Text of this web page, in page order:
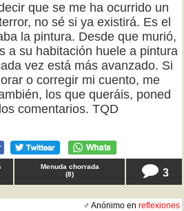
que se me ha ocurrido un
no sé si ya existirá. Es el
la pintura. Desde que murió,
a su habitación huele a pintura
vez está más avanzado. Si
o corregir mi cuento, me
los que queráis, poned
comentarios. TQD
Menuda chorrada
(8) 3
♂ Anónimo en reflexiones